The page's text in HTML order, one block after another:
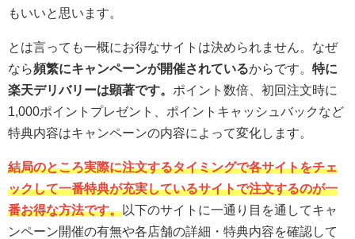
もいいと思います。
とは言っても一概にお得なサイトは決められません。なぜ
なら頻繁にキャンペーンが開催されているからです。 特に
楽天デリバリーは顕著です。 ポイント数倍、初回注文時に
1,000ポイントプレゼント、ポイントキャッシュバックなど
特典内容はキャンペーンの内容によって変化します。
結局のところ実際に注文するタイミングで各サイトをチェ
ックして一番特典が充実しているサイトで注文するのが一
番お得な方法です。以下のサイトに一通り目を通してキャ
ンペーン開催の有無や各店舗の詳細・特典内容を確認して